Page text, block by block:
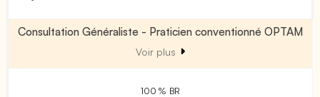
Consultation Généraliste - Praticien conventionné OPTAM
Voir plus
100 % BR